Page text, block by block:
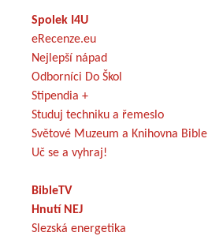
Spolek I4U
eRecenze.eu
Nejlepší nápad
Odborníci Do Škol
Stipendia +
Studuj techniku a řemeslo
Světové Muzeum a Knihovna Bible
Uč se a vyhraj!
BibleTV
Hnutí NEJ
Slezská energetika